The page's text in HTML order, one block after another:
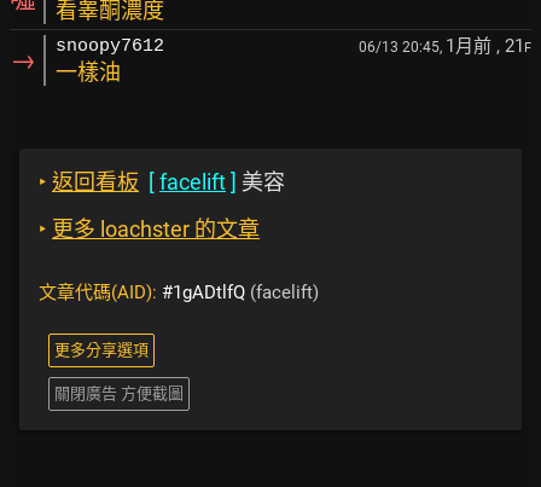
看睾酮濃度
→ snoopy7612 06/13 20:45, 1月前 , 21 F
一樣油
‣ 返回看板 [facelift] 美容
‣ 更多 loachster 的文章
文章代碼(AID): #1gADtlfQ (facelift)
更多分享選項
關閉廣告 方便截圖